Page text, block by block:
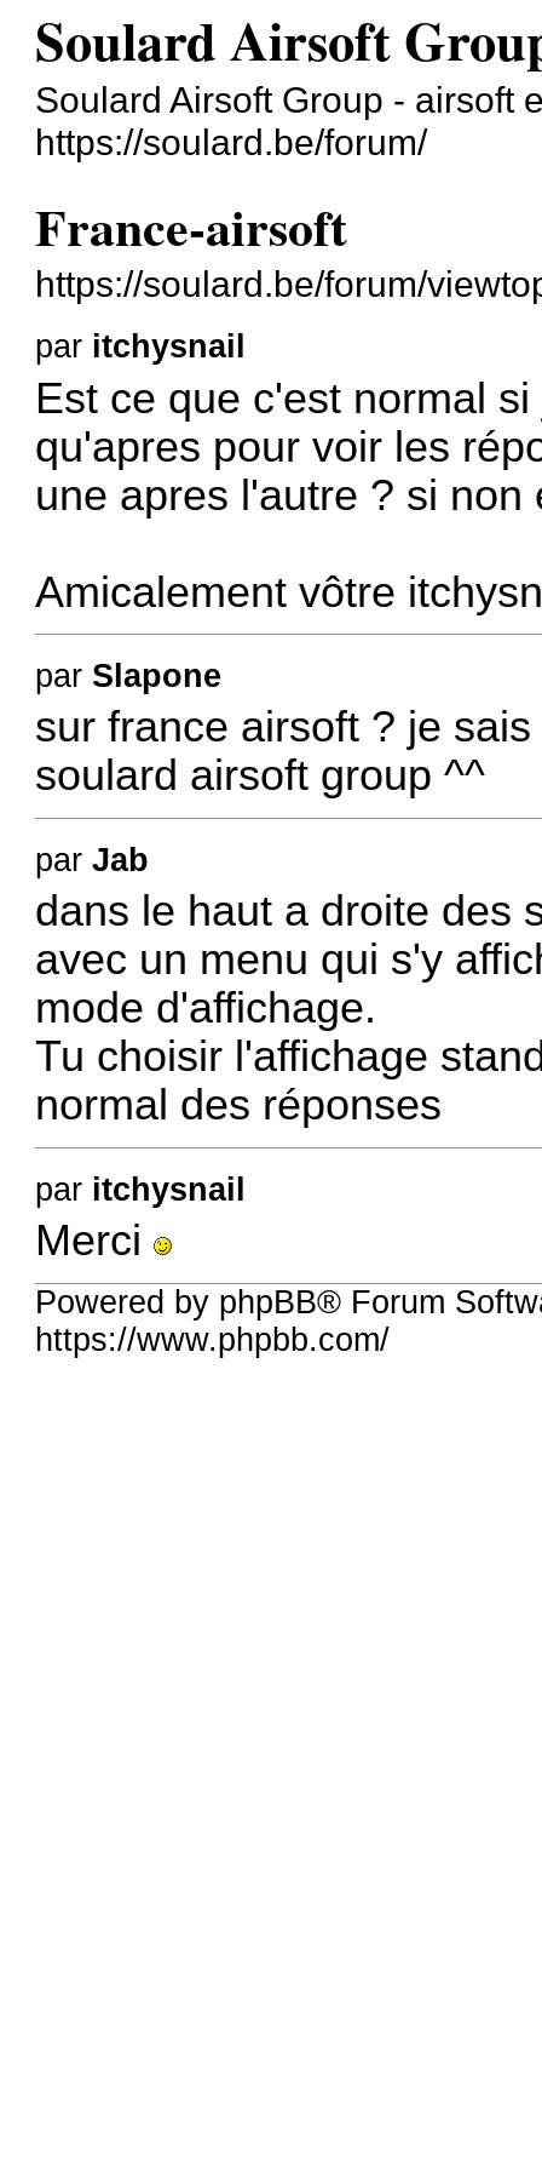
Soulard Airsoft
Soulard Airsoft Group - airsoft
https://soulard.be/forum/
France-airsoft
https://soulard.be/forum/
par itchysnail
Est ce que c'est normal
qu'apres pour voir les
une apres l'autre ? si
Amicalement vôtre
par Slapone
sur france airsoft ? je
soulard airsoft group ^^
parJab
dans le haut a droite des
avec un menu qui s'y
mode d'affichage.
Tu choisir l'affichage
normal des réponses
par itchysnail
Merci
Powered by phpBB® Forum
https://www.phpbb.com/